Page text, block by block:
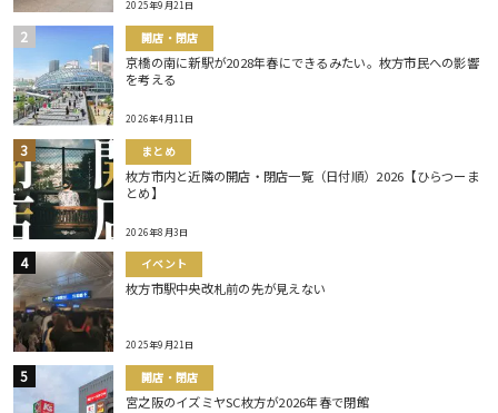
2025年9月21日
開店・閉店
京橋の南に新駅が2028年春にできるみたい。枚方市民への影響
を考える
2026年4月11日
まとめ
枚方市内と近隣の開店・閉店一覧（日付順）2026【ひらつーま
とめ】
2026年8月3日
イベント
枚方市駅中央改札前の先が見えない
2025年9月21日
開店・閉店
宮之阪のイズミヤSC枚方が2026年春で閉館